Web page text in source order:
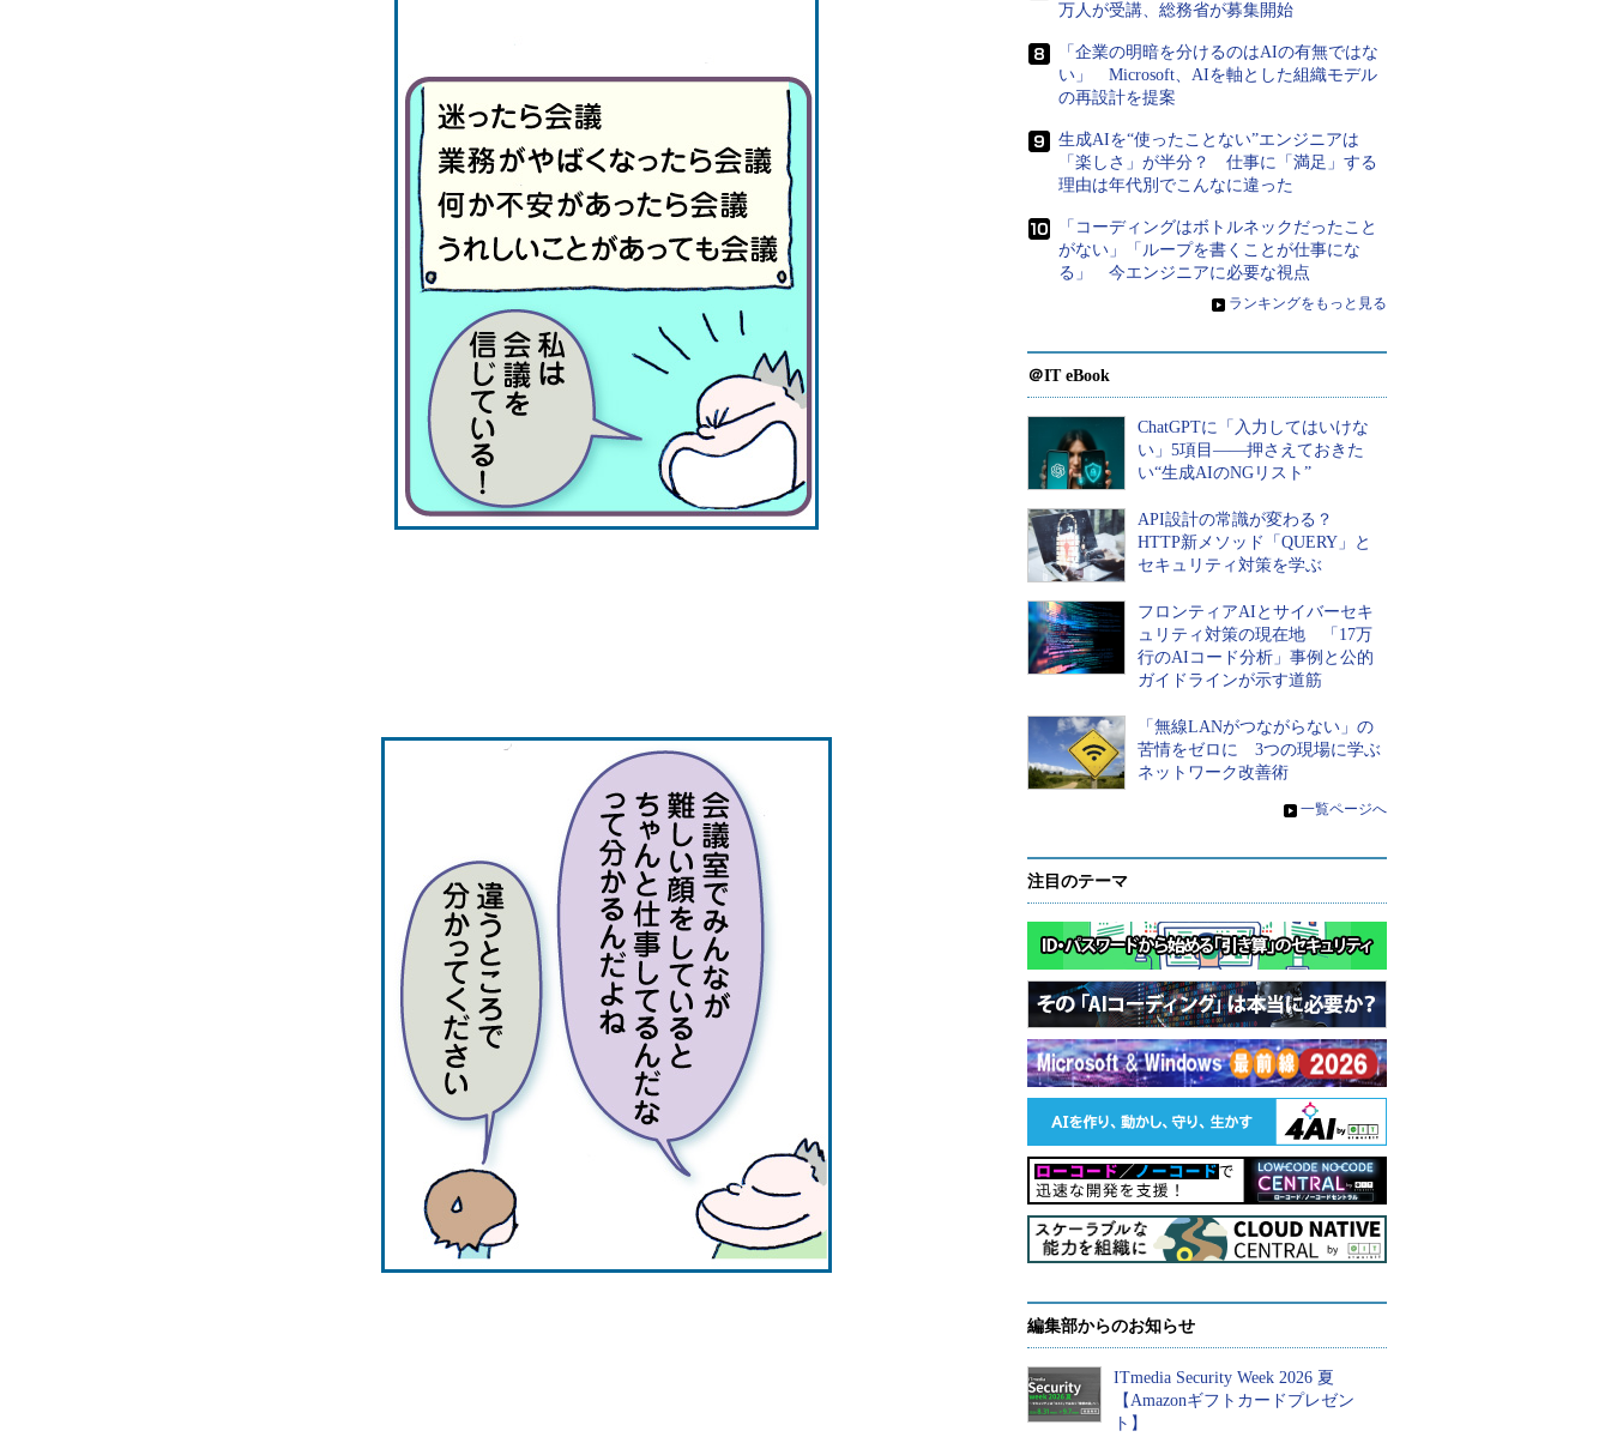
万人が受講、総務省が募集開始
「企業の明暗を分けるのはAIの有無ではな
い」 Microsoft、AIを軸とした組織モデル
の再設計を提案
生成AIを“使ったことない”エンジニアは
「楽しさ」が半分？ 仕事に「満足」する
理由は年代別でこんなに違った
「コーディングはボトルネックだったこと
がない」「ループを書くことが仕事にな
る」 今エンジニアに必要な視点
» ランキングをもっと見る
＠IT eBook
ChatGPTに「入力してはいけな
い」5項目――押さえておきた
い“生成AIのNGリスト”
API設計の常識が変わる？
HTTP新メソッド「QUERY」と
セキュリティ対策を学ぶ
フロンティアAIとサイバーセキ
ュリティ対策の現在地 「17万
行のAIコード分析」事例と公的
ガイドラインが示す道筋
「無線LANがつながらない」の
苦情をゼロに 3つの現場に学ぶ
ネットワーク改善術
» 一覧ページへ
注目のテーマ
編集部からのお知らせ
ITmedia Security Week 2026 夏
【Amazonギフトカードプレゼン
ト】